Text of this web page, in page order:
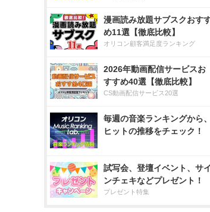
漫画読み放題サブスクおす
め11選【徹底比較】
オリコン顧客満足度ランキング
2026年動画配信サービスお
すすめ40選【徹底比較】
CS動画配信サービス20選
毎週の音楽ランキングから、
ヒットの推移をチェック！
試写会、登壇イベント、サイ
ンチェキなどプレゼント！
プレゼント特集